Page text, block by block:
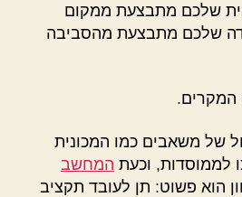
שלכם מתבצעת ממקום
שלכם מתבצעת מהסביבה
המקרים.
של משאבים כמו המכונית
לממוסדות, וכעת המחשב
הוא פשוט: תן לעובד תקציב